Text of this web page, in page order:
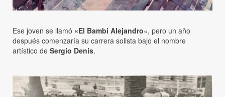
Ese joven se llamó «El Bambi Alejandro«, pero un año
después comenzaría su carrera solista bajo el nombre
artístico de Sergio Denis.